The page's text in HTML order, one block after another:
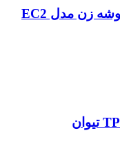
اتو لوله کشی ظرفیت ۲۰۰۰ وات گوشه زن مدل EC2